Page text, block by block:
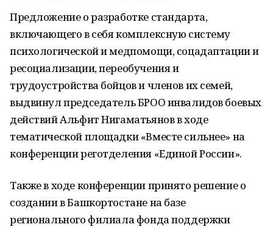
Предложение о разработке стандарта,
включающего в себя комплексную систему
психологической и медпомощи, соцадаптации и
ресоциализации, переобучения и
трудоустройства бойцов и членов их семей,
выдвинул председатель БРОО инвалидов боевых
действий Альфит Нигаматьянов в ходе
тематической площадки «Вместе сильнее» на
конференции реготделения «Единой России».
Также в ходе конференции принято решение о
создании в Башкортостане на базе
регионального филиала фонда поддержки